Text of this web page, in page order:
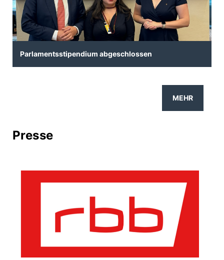
Parlamentsstipendium abgeschlossen
MEHR
Presse